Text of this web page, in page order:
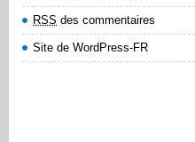
RSS des commentaires
Site de WordPress-FR